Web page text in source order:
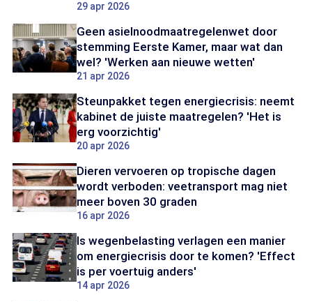
29 apr 2026
Geen asielnoodmaatregelenwet door
stemming Eerste Kamer, maar wat dan
wel? 'Werken aan nieuwe wetten'
21 apr 2026
Steunpakket tegen energiecrisis: neemt
kabinet de juiste maatregelen? 'Het is
erg voorzichtig'
20 apr 2026
Dieren vervoeren op tropische dagen
wordt verboden: veetransport mag niet
meer boven 30 graden
16 apr 2026
Is wegenbelasting verlagen een manier
om energiecrisis door te komen? 'Effect
is per voertuig anders'
14 apr 2026